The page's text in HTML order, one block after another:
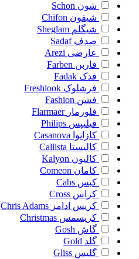
شون Schon
شیفون Chifon
شیگلم Sheglam
صدف Sadaf
عارضی Arezi
فاربن Farben
فدک Fadak
فرشلوک Freshlook
فشن Fashion
فلورمار Flarmaer
فیلیپس Philips
کازانوا Casanova
کالیستا Callista
کالیون Kalyon
کامان Comeon
کبس Cabs
کراس Cross
کریس ادامز Chris Adams
کریسمس Christmas
گاش Gosh
گلد Gold
گلیس Gliss